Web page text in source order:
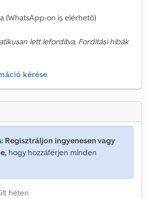
(WhatsApp-on is elérhető)
lett lefordítva. Fordítási hibák
kérése
Regisztráljon ingyenesen vagy
hogy hozzáférjen minden
héten